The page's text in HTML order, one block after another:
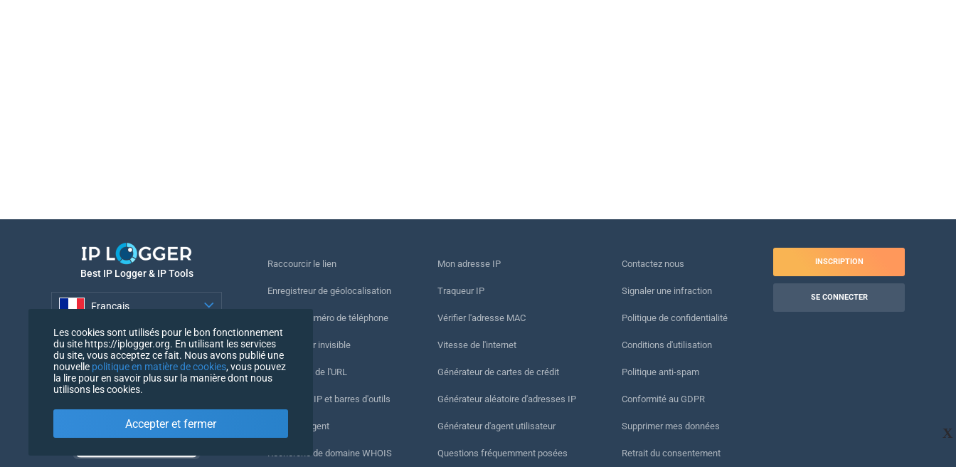
X
Best IP Logger & IP Tools
Français
Français
Raccourcir le lien
Enregistreur de géolocalisation
Suivre le numéro de téléphone
Enregistreur invisible
Vérification de l'URL
Compteurs IP et barres d'outils
Mon UserAgent
Recherche de domaine WHOIS
Mon adresse IP
Traqueur IP
Vérifier l'adresse MAC
Vitesse de l'internet
Générateur de cartes de crédit
Générateur aléatoire d'adresses IP
Générateur d'agent utilisateur
Questions fréquemment posées
Contactez nous
Signaler une infraction
Politique de confidentialité
Conditions d'utilisation
Politique anti-spam
Conformité au GDPR
Supprimer mes données
Retrait du consentement
INSCRIPTION
SE CONNECTER
Les cookies sont utilisés pour le bon fonctionnement
du site https://iplogger.org. En utilisant les services
du site, vous acceptez ce fait. Nous avons publié une
nouvelle politique en matière de cookies, vous pouvez
la lire pour en savoir plus sur la manière dont nous
utilisons les cookies.
Accepter et fermer